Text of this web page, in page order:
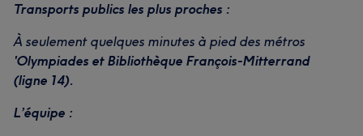
Transports publics les plus proches :
À seulement quelques minutes à pied des métros
'Olympiades et Bibliothèque François-Mitterrand
(ligne 14).
L’équipe :